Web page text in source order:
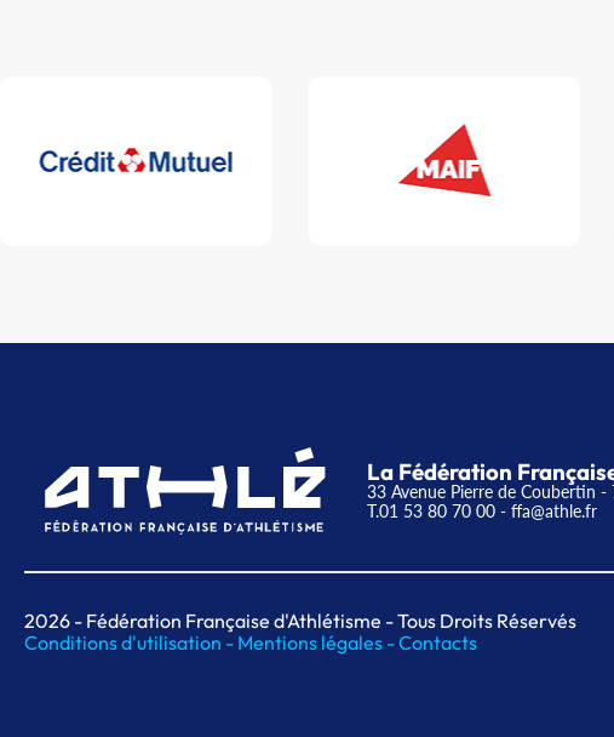
La Fédération
33 Avenue Pierre de Coubertin -
T.01 53 80 70 00 - ffa@athle.fr
2026 - Fédération Française d'Athlétisme - Tous Droits Réservés
Conditions d'utilisation - Mentions légales -Contacts